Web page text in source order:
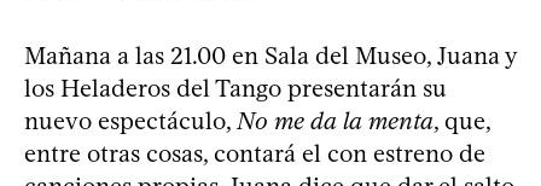
Mañana a las 21.00 en Sala del Museo, Juana y
los Heladeros del Tango presentarán su
nuevo espectáculo, No me da la menta, que,
entre otras cosas, contará el con estreno de